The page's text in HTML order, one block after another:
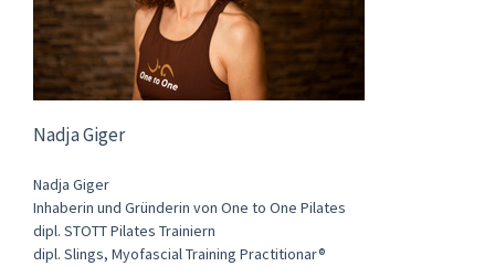
Nadja Giger
Nadja Giger
Inhaberin und Gründerin von One to One Pilates
dipl. STOTT Pilates Trainiern
dipl. Slings, Myofascial Training Practitionar®